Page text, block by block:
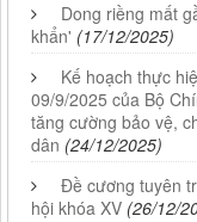
Dong riềng mất
khẩn' (17/12/2025)
Kế hoạch thực
09/9/2025 của Bộ
tăng cường bảo vệ,
dân (24/12/2025)
Đề cương tuyên
hội khóa XV (26/12/